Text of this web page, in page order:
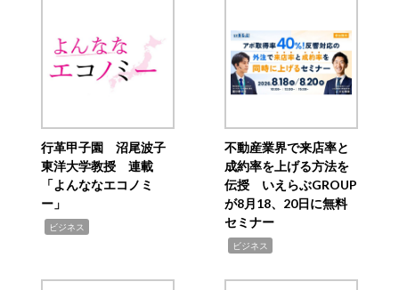
行革甲子園 沼尾波子
東洋大学教授 連載
「よんななエコノミ
ー」
ビジネス
不動産業界で来店率と
成約率を上げる方法を
伝授 いえらぶGROUP
が8月18、20日に無料
セミナー
ビジネス